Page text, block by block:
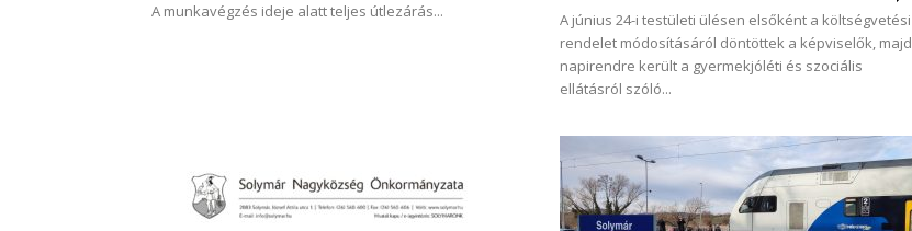
A munkavégzés ideje alatt teljes útlezárás...
A június 24-i testületi ülésen elsőként a költségvetési
rendelet módosításáról döntöttek a képviselők, majd
napirendre került a gyermekjóléti és szociális
ellátásról szóló...